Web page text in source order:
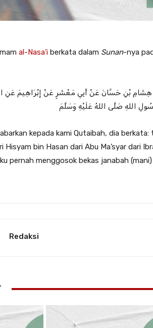
al-Nasa’i berkata dalam Sunan-nya
‌هِشَامِ بْنِ حَسَّانَ عَنْ ‌أَبِي مَعْشَرٍ عَنْ ‌إِبْرَاهِيمَ عَنِ
اللهِ صَلَّى اللهُ عَلَيْهِ وَسَلَّمَ
kepada kami Qutaibah, dia
Hisyam bin Hasan dari Abu Ma’syar dari
pernah menggosok bekas janabah
Redaksi